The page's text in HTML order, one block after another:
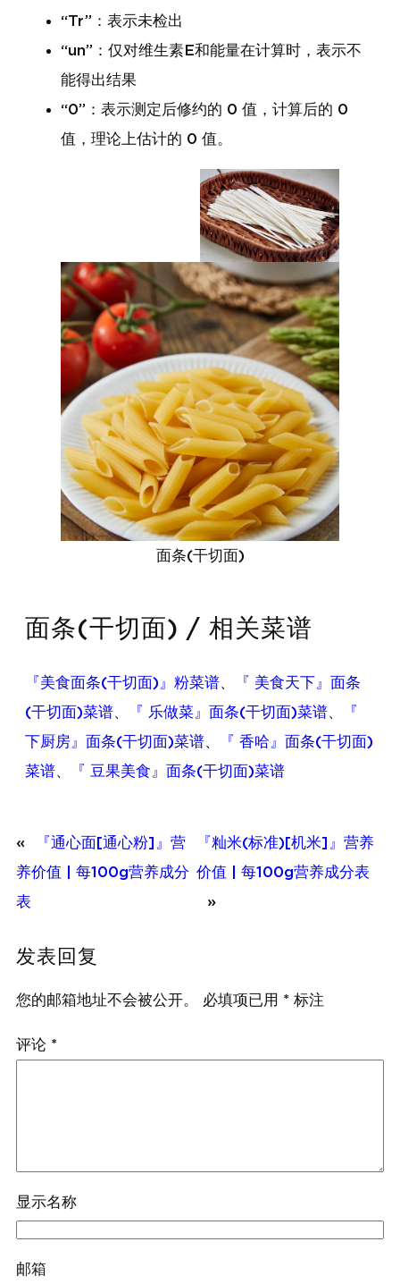
“Tr”：表示未检出
“un”：仅对维生素E和能量在计算时，表示不
能得出结果
“0”：表示测定后修约的 0 值，计算后的 0
值，理论上估计的 0 值。
面条(干切面)
面条(干切面) / 相关菜谱
『美食面条(干切面)』粉菜谱、
『 美食天下』面条
(干切面)菜谱、 『 乐做菜』面条(干切面)菜谱、
『
下厨房』面条(干切面)菜谱、
『 香哈』面条(干切面)
菜谱、 『 豆果美食』面条(干切面)菜谱
«
『通心面[通心粉]』营
养价值 | 每100g营养成分
表
『籼米(标准)[机米]』营养
价值 | 每100g营养成分表
»
发表回复
您的邮箱地址不会被公开。 必填项已用 * 标注
评论 *
显示名称
邮箱